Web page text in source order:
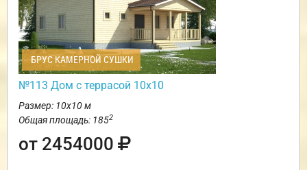
БРУС КАМЕРНОЙ СУШКИ
№113 Дом с террасой 10х10
Размер: 10х10 м
Общая площадь: 1852
от 2454000